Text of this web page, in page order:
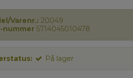
Varenr.: 20049
nummer 5714045010478
På lager